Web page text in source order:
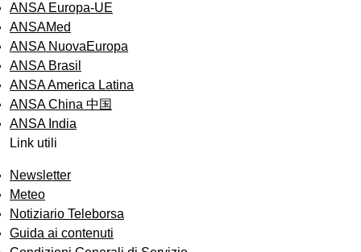
ANSA Europa-UE
ANSAMed
ANSA NuovaEuropa
ANSA Brasil
ANSA America Latina
ANSA China 中国
ANSA India
Link utili
Newsletter
Meteo
Notiziario Teleborsa
Guida ai contenuti